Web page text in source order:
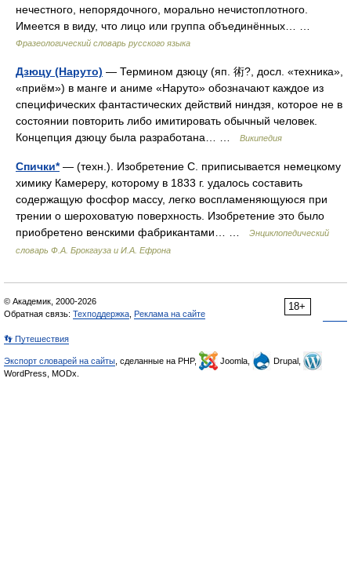
нечестного, непорядочного, морально нечистоплотного.
Имеется в виду, что лицо или группа объединённых… …
Фразеологический словарь русского языка
Дзюцу (Наруто) — Термином дзюцу (яп. 術?, досл. «техника»,
«приём») в манге и аниме «Наруто» обозначают каждое из
специфических фантастических действий ниндзя, которое не в
состоянии повторить либо имитировать обычный человек.
Концепция дзюцу была разработана… …
Википедия
Спички*— (техн.). Изобретение С. приписывается немецкому
химику Камереру, которому в 1833 г. удалось составить
содержащую фосфор массу, легко воспламеняющуюся при
трении о шероховатую поверхность. Изобретение это было
приобретено венскими фабрикантами… …
Энциклопедический
словарь Ф.А. Брокгауза и И.А. Ефрона
18+
© Академик, 2000-2026
Обратная связь: Техподдержка Реклама на сайте
👣 Путешествия
Экспорт словарей на сайты , сделанные на PHP, Joomla,
Drupal,
WordPress, MODx.